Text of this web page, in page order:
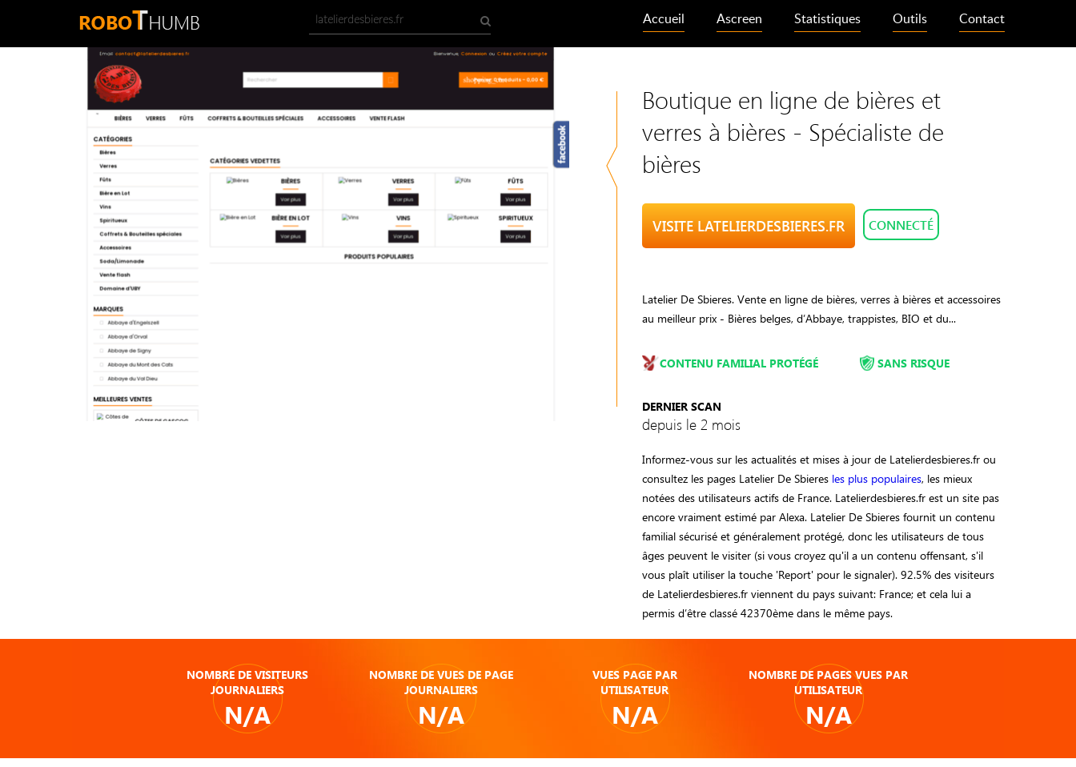
Accueil Ascreen Statistiques Outils Contact
Boutique en ligne de bières et
verres à bières - Spécialiste de
bières
VISITE LATELIERDESBIERES.FR CONNECTÉ
Latelier De Sbieres. Vente en ligne de bières, verres à bières et accessoires
au meilleur prix - Bières belges, d’Abbaye, trappistes, BIO et du...
CONTENU FAMILIAL PROTÉGÉ
DERNIER SCAN
depuis le 2 mois
SANS RISQUE
Informez-vous sur les actualités et mises à jour de Latelierdesbieres.fr ou
consultez les pages Latelier De Sbieres les plus populaires, les mieux
notées des utilisateurs actifs de France. Latelierdesbieres.fr est un site pas
encore vraiment estimé par Alexa. Latelier De Sbieres fournit un contenu
familial sécurisé et généralement protégé, donc les utilisateurs de tous
âges peuvent le visiter (si vous croyez qu'il a un contenu offensant, s'il
vous plaît utiliser la touche 'Report' pour le signaler). 92.5% des visiteurs
de Latelierdesbieres.fr viennent du pays suivant: France; et cela lui a
permis d’être classé 42370ème dans le même pays.
NOMBRE DE VISITEURS
JOURNALIERS
N/A
NOMBRE DE VUES DE PAGE
JOURNALIERS
N/A
VUES PAGE PAR
UTILISATEUR
N/A
NOMBRE DE PAGES VUES PAR
UTILISATEUR
N/A